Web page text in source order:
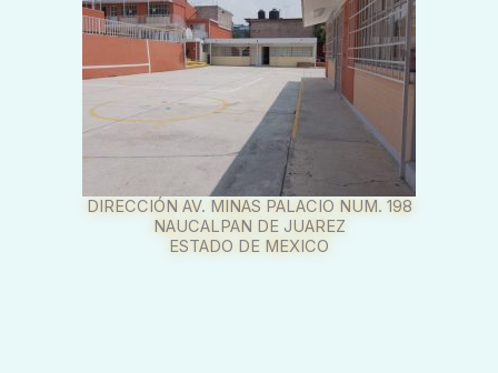
DIRECCIÓN AV. MINAS PALACIO NUM. 198
NAUCALPAN DE JUAREZ
ESTADO DE MEXICO